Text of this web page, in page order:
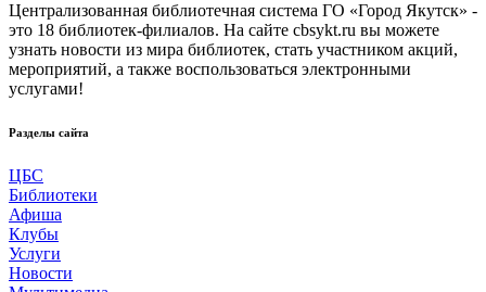
Централизованная библиотечная система ГО «Город Якутск» -
это 18 библиотек-филиалов. На сайте cbsykt.ru вы можете
узнать новости из мира библиотек, стать участником акций,
мероприятий, а также воспользоваться электронными
услугами!
Разделы сайта
ЦБС
Библиотеки
Афиша
Клубы
Услуги
Новости